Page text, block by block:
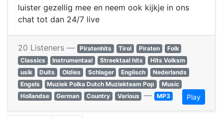
luister gezellig mee en neem ook kijkje in ons
chat tot dan 24/7 live
20 Listeners — Piratenhits Tirol Piraten
Folk
Classics
Instrumentaal Streektaal hits
Hits Volksm
usik
Duits Oldies Schlager Englisch
Nederlands
Engels
Muziek Polka Dutch Muziekteam Pop
Music
Hollandse
German Country Various — MP3 Play